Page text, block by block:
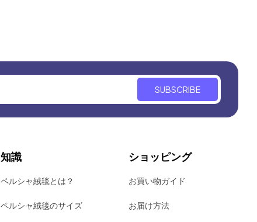
SUBSCRIBE
知識
ペルシャ絨毯とは？
ペルシャ絨毯のサイズ
ショッピング
お買い物ガイド
お届け方法